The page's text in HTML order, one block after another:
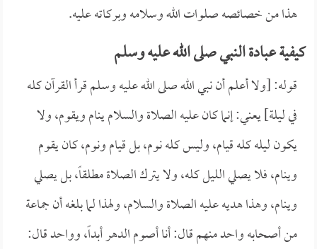
هذا من خصائصه صلوات الله وسلامه وبركاته عليه.
كيفية عبادة النبي صلى الله عليه وسلم
قوله: [ولا أعلم أن نبي الله صلى الله عليه وسلم قرأ القرآن كله
في ليلة] يعني: إنما كان عليه الصلاة والسلام ينام ويقوم، ولا
يكون ليله كله قيام، وليس كله نوم، بل قيام ونوم، كان يقوم
وينام، فلا يصلي الليل كله، ولا يترك الصلاة مطلقاً، بل يصلي
وينام، وهذا هديه عليه الصلاة والسلام، ولهذا لما بلغه أن جماعة
من أصحابه واحد منهم قال: أنا أصوم الدهر أبداً، وواحد قال: